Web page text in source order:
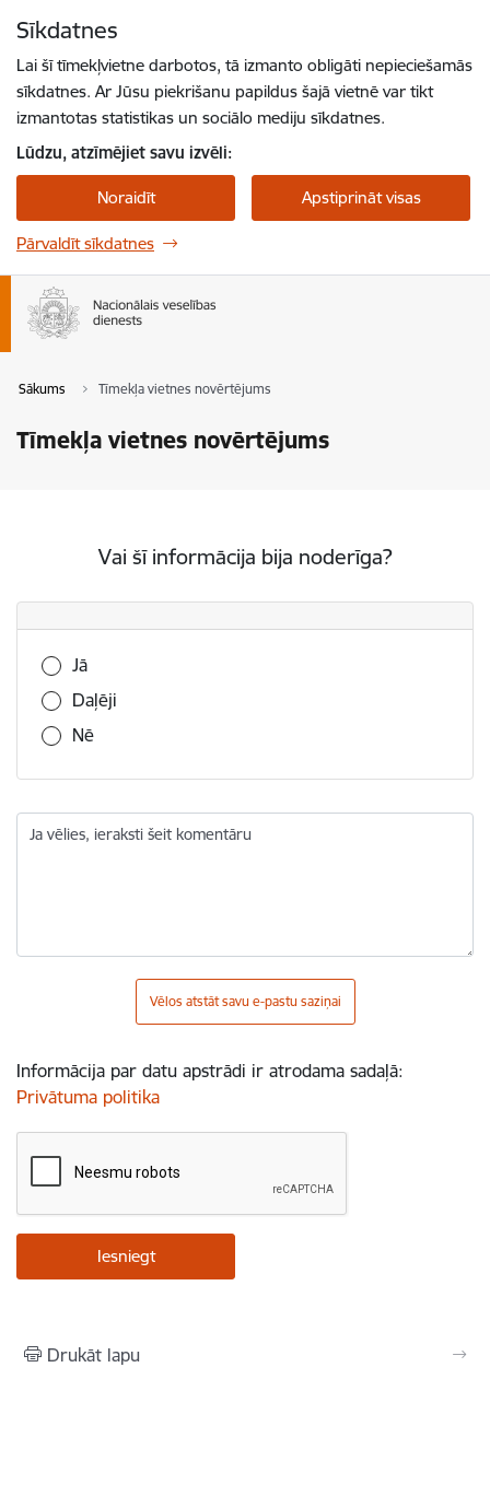
Sīkdatnes
Lai šī tīmekļvietne darbotos, tā izmanto obligāti nepieciešamās
sīkdatnes. Ar Jūsu piekrišanu papildus šajā vietnē var tikt
izmantotas statistikas un sociālo mediju sīkdatnes.
Lūdzu, atzīmējiet savu izvēli:
Noraidīt Apstiprināt visas
Pārvaldīt sīkdatnes
Sākums Tīmekļa vietnes novērtējums
Tīmekļa vietnes novērtējums
Vai šī informācija bija noderīga?
Vai šī informācija bija noderīga?
Jā
Daļēji
Nē
Ja vēlies, ieraksti šeit komentāru
Vēlos atstāt savu e-pastu saziņai
Informācija par datu apstrādi ir atrodama sadaļā:
Privātuma politika
Drukāt lapu